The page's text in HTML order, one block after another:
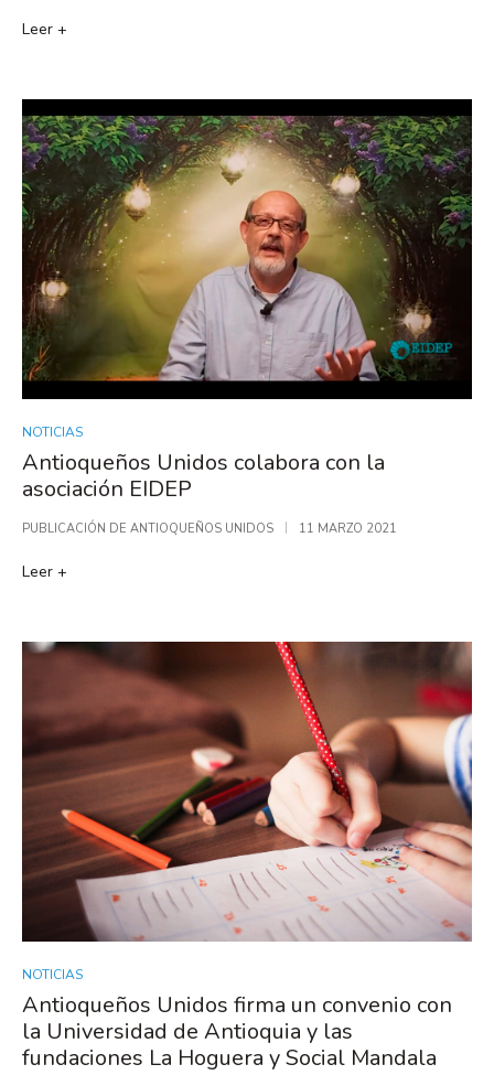
Leer +
NOTICIAS
Antioqueños Unidos colabora con la
asociación EIDEP
PUBLICACIÓN DE ANTIOQUEÑOS UNIDOS 11 MARZO 2021
Leer +
NOTICIAS
Antioqueños Unidos firma un convenio con
la Universidad de Antioquia y las
fundaciones La Hoguera y Social Mandala